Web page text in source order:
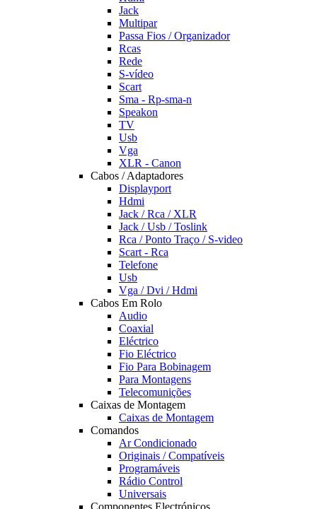
Jack
Multipar
Passa Fios / Organizador
Rcas
Rede
S-vídeo
Scart
Sma - Rp-sma-n
Speakon
TV
Usb
Vga
XLR - Canon
Cabos / Adaptadores
Displayport
Hdmi
Jack / Rca / XLR
Jack / Usb / Toslink
Rca / Ponto Traço / S-video
Scart - Rca
Telefone
Usb
Vga / Dvi / Hdmi
Cabos Em Rolo
Audio
Coaxial
Eléctrico
Fio Eléctrico
Fio Para Bobinagem
Para Montagens
Telecomunições
Caixas de Montagem
Caixas de Montagem
Comandos
Ar Condicionado
Originais / Compatíveis
Programáveis
Rádio Control
Universais
Componentes Electrónicos